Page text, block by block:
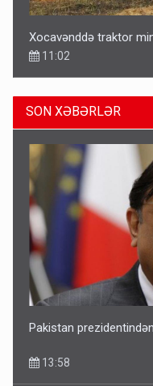
Xocavənddə traktor
11:02
Pakistan
13:58
SON XƏBƏRLƏR
Pakistan
13:58